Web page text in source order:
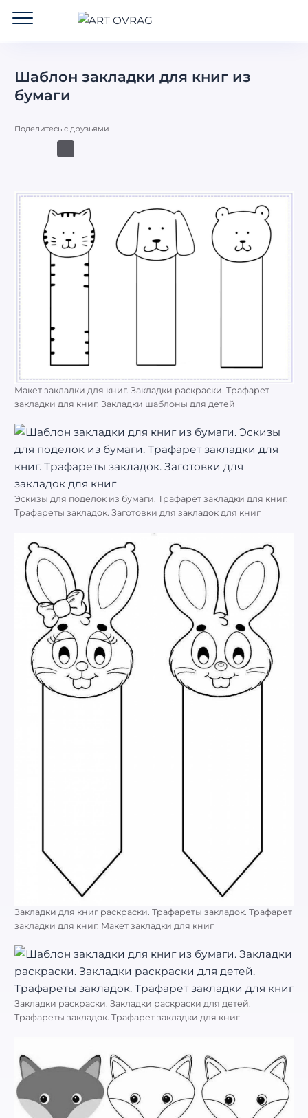
Шаблон закладки для книг из
бумаги
Поделитесь с друзьями
Макет закладки для книг. Закладки раскраски. Трафарет
закладки для книг. Закладки шаблоны для детей
Эскизы для поделок из бумаги. Трафарет закладки для книг.
Трафареты закладок. Заготовки для закладок для книг
Закладки для книг раскраски. Трафареты закладок. Трафарет
закладки для книг. Макет закладки для книг
Закладки раскраски. Закладки раскраски для детей.
Трафареты закладок. Трафарет закладки для книг